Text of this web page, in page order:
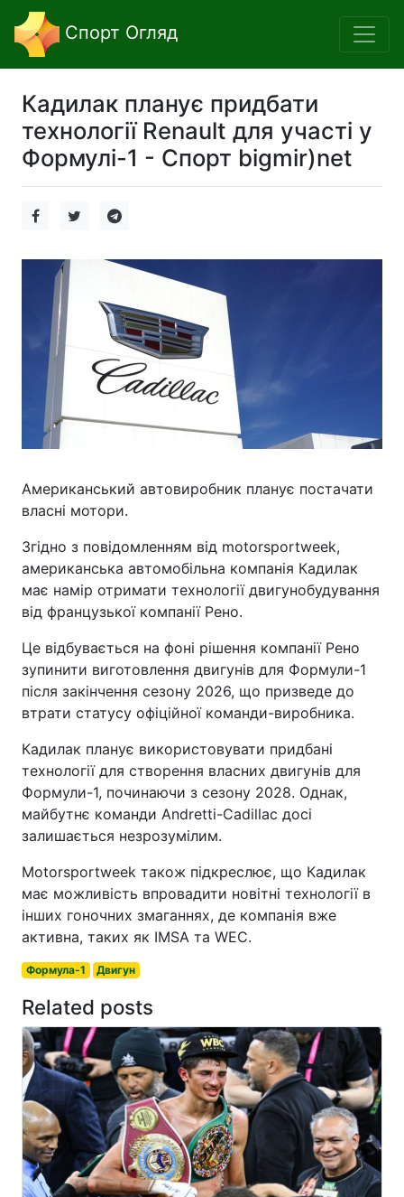
Спорт Огляд
Кадилак планує придбати
технології Renault для участі у
Формулі-1 - Спорт bigmir)net
Американський автовиробник планує постачати
власні мотори.
Згідно з повідомленням від motorsportweek,
американська автомобільна компанія Кадилак
має намір отримати технології двигунобудування
від французької компанії Рено.
Це відбувається на фоні рішення компанії Рено
зупинити виготовлення двигунів для Формули-1
після закінчення сезону 2026, що призведе до
втрати статусу офіційної команди-виробника.
Кадилак планує використовувати придбані
технології для створення власних двигунів для
Формули-1, починаючи з сезону 2028. Однак,
майбутнє команди Andretti-Cadillac досі
залишається незрозумілим.
Motorsportweek також підкреслює, що Кадилак
має можливість впровадити новітні технології в
інших гоночних змаганнях, де компанія вже
активна, таких як IMSA та WEC.
Формула-1 Двигун
Related posts